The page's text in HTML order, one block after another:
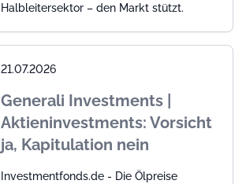
Halbleitersektor – den Markt stützt.
21.07.2026
Generali Investments |
Aktieninvestments: Vorsicht
ja, Kapitulation nein
Investmentfonds.de - Die Ölpreise